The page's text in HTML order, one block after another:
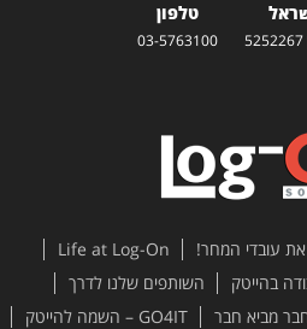
טלפון
03-5763100
עובדי המחר!
Life at Log-On
בהייטק
השותפים שלנו לדרך
מביא חבר GO4IT – השמה להייטק